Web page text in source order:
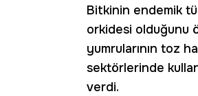
Bitkinin endemik
orkidesi olduğunu
yumrularının toz
sektörlerinde
verdi.